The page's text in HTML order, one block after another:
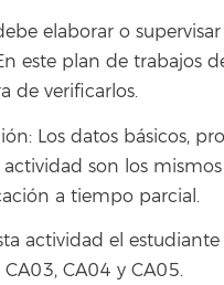
elaborar o
este plan de trabajos
de verificarlos.
Los datos básicos,
son los
a tiempo parcial.
actividad el
CA04 y CA05.